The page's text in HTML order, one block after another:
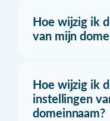
Hoe wijzig ik
van mijn
Hoe wijzig ik
instellingen
domeinnaam?